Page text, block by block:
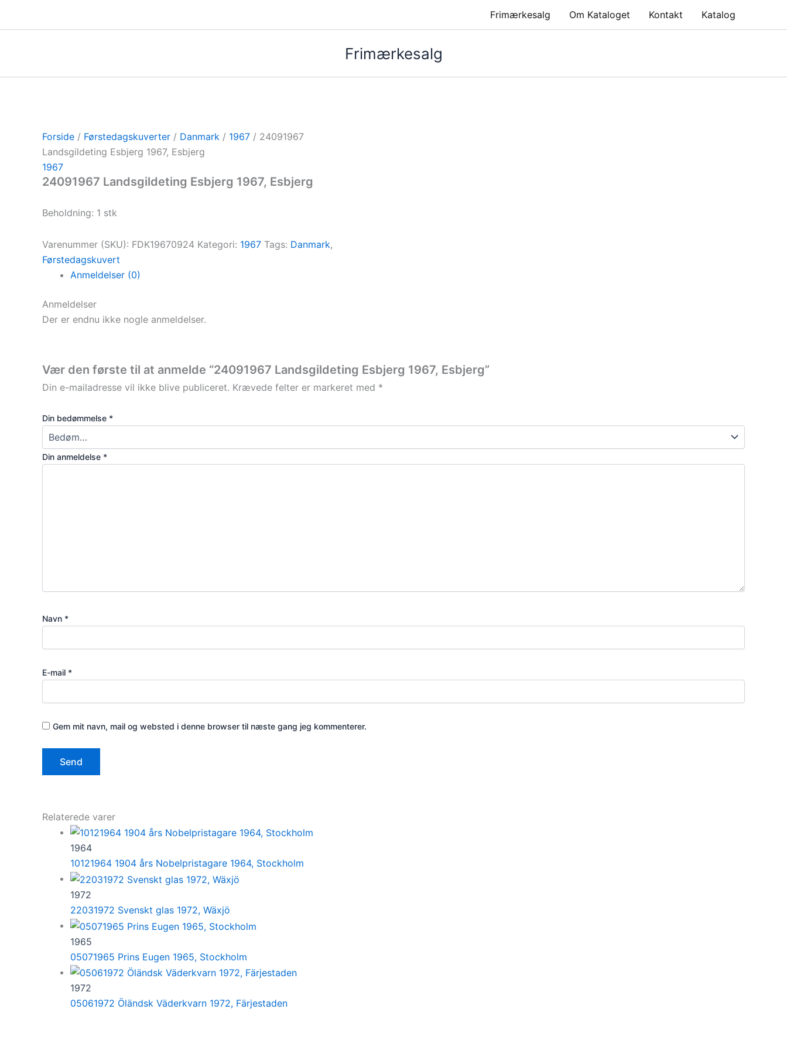
Frimærkesalg Om Kataloget Kontakt Katalog
Frimærkesalg
Forside / Førstedagskuverter / Danmark / 1967 / 24091967
Landsgildeting Esbjerg 1967, Esbjerg
1967
24091967 Landsgildeting Esbjerg 1967, Esbjerg
Beholdning: 1 stk
Varenummer (SKU): FDK19670924 Kategori: 1967 Tags: Danmark,
Førstedagskuvert
Anmeldelser (0)
Anmeldelser
Der er endnu ikke nogle anmeldelser.
Vær den første til at anmelde “24091967 Landsgildeting Esbjerg 1967, Esbjerg”
Din e-mailadresse vil ikke blive publiceret. Krævede felter er markeret med *
Din bedømmelse *
Din anmeldelse *
Navn *
E-mail *
Gem mit navn, mail og websted i denne browser til næste gang jeg kommenterer.
Relaterede varer
1964
10121964 1904 års Nobelpristagare 1964, Stockholm
1972
22031972 Svenskt glas 1972, Wäxjö
1965
05071965 Prins Eugen 1965, Stockholm
1972
05061972 Öländsk Väderkvarn 1972, Färjestaden